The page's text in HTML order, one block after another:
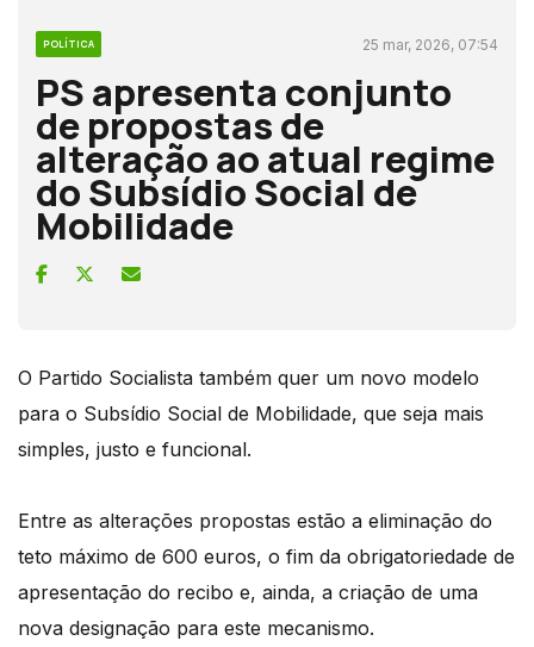
POLÍTICA 25 mar, 2026, 07:54
PS apresenta conjunto
de propostas de
alteração ao atual regime
do Subsídio Social de
Mobilidade
O Partido Socialista também quer um novo modelo
para o Subsídio Social de Mobilidade, que seja mais
simples, justo e funcional.
Entre as alterações propostas estão a eliminação do
teto máximo de 600 euros, o fim da obrigatoriedade de
apresentação do recibo e, ainda, a criação de uma
nova designação para este mecanismo.